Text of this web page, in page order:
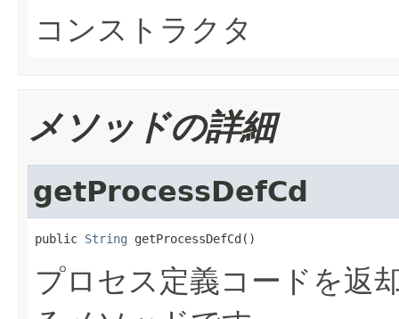
コンストラクタ
メソッドの詳細
getProcessDefCd
public String getProcessDefCd()
プロセス定義コードを返